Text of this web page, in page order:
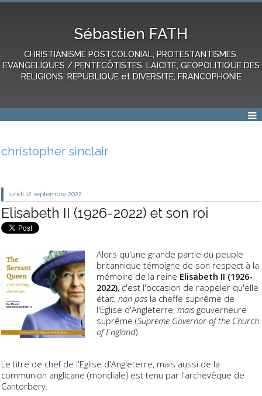
Sébastien FATH
CHRISTIANISME POSTCOLONIAL, PROTESTANTISMES,
EVANGELIQUES / PENTECÔTISTES, LAICITE, GEOPOLITIQUE DES
RELIGIONS, REPUBLIQUE et DIVERSITE, FRANCOPHONIE
christopher sinclair
lundi 12 septembre 2022
Elisabeth II (1926-2022) et son roi
Alors qu'une grande partie du peuple
britannique témoigne de son respect à la
mémoire de la reine Elisabeth II (1926-
2022), c'est l'occasion de rappeler qu'elle
était,non pas la cheffe suprême de
l'Eglise d'Angleterre,mais gouverneure
suprême (Supreme Governor of the Church
of England).
Le titre de chef de l'Eglise d'Angleterre, mais aussi de la
communion anglicane (mondiale) est tenu par l'archevêque de
Cantorbery.